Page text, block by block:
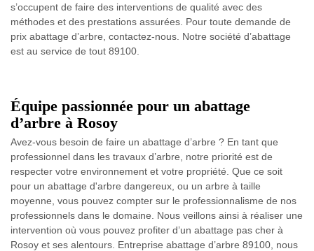
s’occupent de faire des interventions de qualité avec des
méthodes et des prestations assurées. Pour toute demande de
prix abattage d’arbre, contactez-nous. Notre société d’abattage
est au service de tout 89100.
Équipe passionnée pour un abattage
d’arbre à Rosoy
Avez-vous besoin de faire un abattage d’arbre ? En tant que
professionnel dans les travaux d’arbre, notre priorité est de
respecter votre environnement et votre propriété. Que ce soit
pour un abattage d'arbre dangereux, ou un arbre à taille
moyenne, vous pouvez compter sur le professionnalisme de nos
professionnels dans le domaine. Nous veillons ainsi à réaliser une
intervention où vous pouvez profiter d’un abattage pas cher à
Rosoy et ses alentours. Entreprise abattage d’arbre 89100, nous